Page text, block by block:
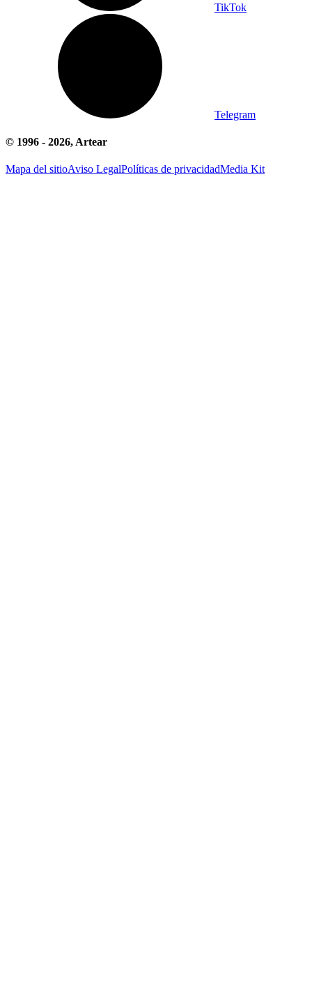
TikTok
Telegram
© 1996 - 2026, Artear
Mapa del sitioAviso LegalPolíticas de privacidadMedia Kit